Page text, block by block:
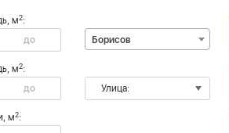
м2:
м2:
м2:
Борисов
Улица: